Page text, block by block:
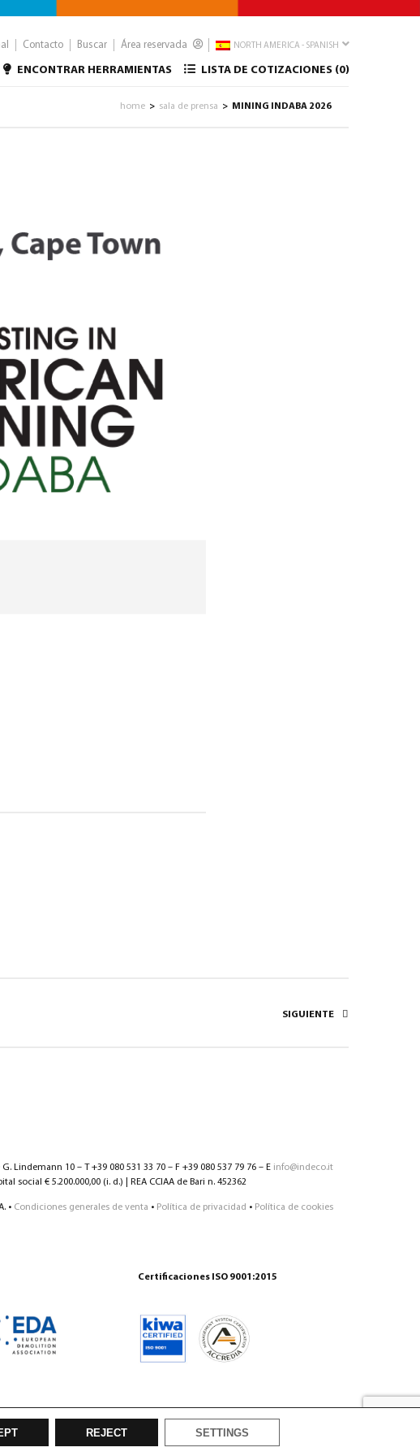
Contacto Buscar Área reservada NORTH AMERICA - SPANISH
ENCONTRAR HERRAMIENTAS LISTA DE COTIZACIONES (0)
home > sala de prensa > MINING INDABA 2026
SIGUIENTE
G. Lindemann 10 – T +39 080 531 33 70 – F +39 080 537 79 76 – E info@indeco.it
social € 5.200.000,00 (i. d.) | REA CCIAA de Bari n. 452362
• Condiciones generales de venta • Política de privacidad • Política de cookies
Certificaciones ISO 9001:2015
REJECT SETTINGS